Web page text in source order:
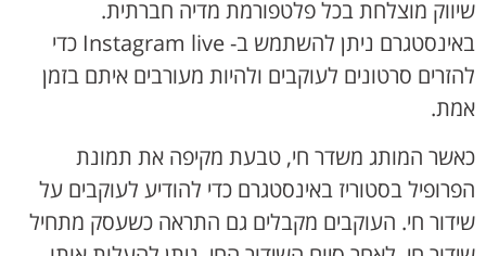
שיווק מוצלחת בכל פלטפורמת מדיה חברתית.
באינסטגרם ניתן להשתמש ב- Instagram live כדי
להזרים סרטונים לעוקבים ולהיות מעורבים איתם בזמן
אמת.
כאשר המותג משדר חי, טבעת מקיפה את תמונת
הפרופיל בסטוריז באינסטגרם כדי להודיע לעוקבים על
שידור חי. העוקבים מקבלים גם התראה כשעסק מתחיל